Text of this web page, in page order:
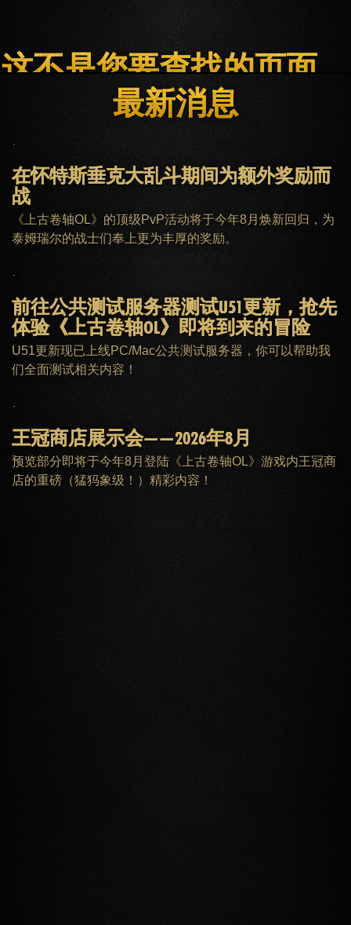
这不是您要查找的页面。
主页 ESO PLUS会员 客服
最新消息
在怀特斯垂克大乱斗期间为额外奖励而
战
《上古卷轴OL》的顶级PvP活动将于今年8月焕新回归，为
泰姆瑞尔的战士们奉上更为丰厚的奖励。
前往公共测试服务器测试U51更新，抢先
体验《上古卷轴OL》即将到来的冒险
U51更新现已上线PC/Mac公共测试服务器，你可以帮助我
们全面测试相关内容！
王冠商店展示会——2026年8月
预览部分即将于今年8月登陆《上古卷轴OL》游戏内王冠商
店的重磅（猛犸象级！）精彩内容！